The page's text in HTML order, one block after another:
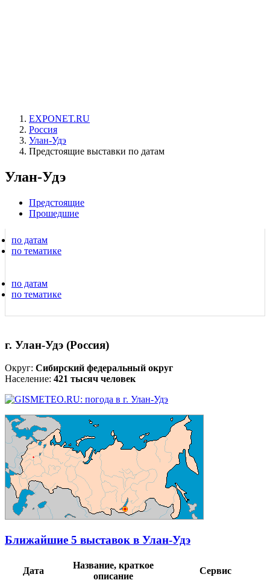
EXPONET.RU
Россия
Улан-Удэ
Предстоящие выставки по датам
Улан-Удэ
Предстоящие
Прошедшие
по датам
по тематике
по датам
по тематике
г. Улан-Удэ (Россия)
Округ: Сибирский федеральный округ
Население: 421 тысяч человек
Ближайшие 5 выставок в Улан-Удэ
Дата
Название, краткое
описание
Сервис